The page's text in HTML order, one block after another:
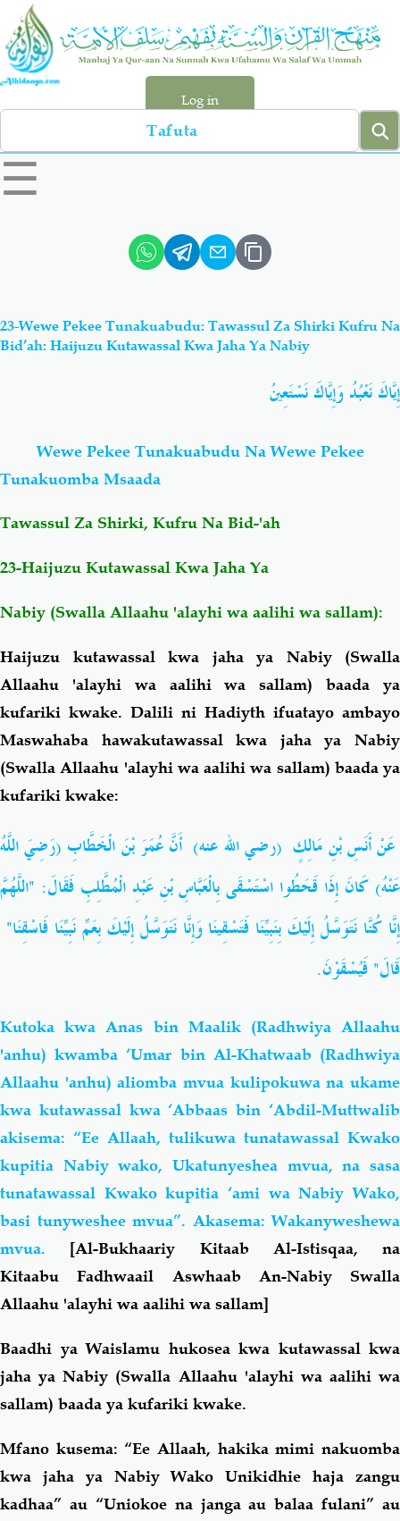
Skip
main
content
Log in
Search
left
sidebar
☰
Hadiyth
Aqiydah Manhaj
Bid-'ah (Uzushi)
Salaf Wa Ummah Firaq-Makundi
Akhlaaq-Aadaab Raqaaiq
Familia-Jamii Maswali-Majibu
Chemsha Bongo Vitabu
Mapishi
23-Wewe Pekee Tunakuabudu: Tawassul Za Shirki Kufru Na
Bid’ah: Haijuzu Kutawassal Kwa Jaha Ya Nabiy
إِيَّاكَ نَعْبُدُ وَإِيَّاكَ نَسْتَعِينُ
Wewe Pekee Tunakuabudu Na Wewe Pekee
Tunakuomba Msaada
Tawassul Za Shirki, Kufru Na Bid-'ah
23-Haijuzu Kutawassal Kwa Jaha Ya
Nabiy (Swalla Allaahu 'alayhi wa aalihi wa sallam):
Haijuzu kutawassal kwa jaha ya Nabiy (Swalla
Allaahu 'alayhi wa aalihi wa sallam) baada ya
kufariki kwake. Dalili ni Hadiyth ifuatayo ambayo
Maswahaba hawakutawassal kwa jaha ya Nabiy
(Swalla Allaahu 'alayhi wa aalihi wa sallam) baada ya
kufariki kwake:
عَنْ أَنَسِ بْنِ مَالِكٍ (رضي الله عنه) أَنَّ عُمَرَ بْنَ الْخَطَّابِ (رَضِيَ اللَّهُ
عَنْهُ) كَانَ إِذَا قَحَطُوا اسْتَسْقَى بِالْعَبَّاسِ بْنِ عَبْدِ الْمُطَّلِبِ فَقَالَ: "اللَّهُمَّ
إِنَّا كُنَّا نَتَوَسَّلُ إِلَيْكَ بِنَبِيِّنَا فَتَسْقِينَا وَإِنَّا نَتَوَسَّلُ إِلَيْكَ بِعَمِّ نَبِيِّنَا فَاسْقِنَا"
قَالَ" فَيُسْقَوْنَ.
Kutoka kwa Anas bin Maalik (Radhwiya Allaahu
'anhu) kwamba ‘Umar bin Al-Khatwaab (Radhwiya
Allaahu 'anhu) aliomba mvua kulipokuwa na ukame
kwa kutawassal kwa ‘Abbaas bin ‘Abdil-Muttwalib
akisema: “Ee Allaah, tulikuwa tunatawassal Kwako
kupitia Nabiy wako, Ukatunyeshea mvua, na sasa
tunatawassal Kwako kupitia ‘ami wa Nabiy Wako,
basi tunyweshee mvua”. Akasema: Wakanyweshewa
mvua. [Al-Bukhaariy Kitaab Al-Istisqaa, na
Kitaabu Fadhwaail Aswhaab An-Nabiy Swalla
Allaahu 'alayhi wa aalihi wa sallam]
Baadhi ya Waislamu hukosea kwa kutawassal kwa
jaha ya Nabiy (Swalla Allaahu 'alayhi wa aalihi wa
sallam) baada ya kufariki kwake.
Mfano kusema: “Ee Allaah, hakika mimi nakuomba
kwa jaha ya Nabiy Wako Unikidhie haja zangu
kadhaa” au “Uniokoe na janga au balaa fulani” au